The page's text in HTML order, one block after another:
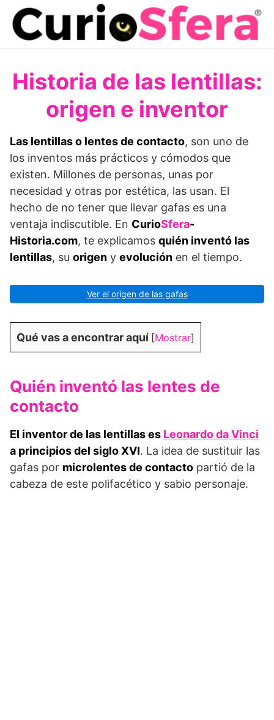
Saltar
contenido
Historia de las lentillas:
origen e inventor
Las lentillas o lentes de contacto, son uno de
los inventos más prácticos y cómodos que
existen. Millones de personas, unas por
necesidad y otras por estética, las usan. El
hecho de no tener que llevar gafas es una
ventaja indiscutible. En CurioSfera-
Historia.com, te explicamos quién inventó las
lentillas, su origen y evolución en el tiempo.
Ver el origen de las gafas
Qué vas a encontrar aquí [Mostrar]
Quién inventó las lentes de
contacto
El inventor de las lentillas es Leonardo da Vinci
a principios del siglo XVI. La idea de sustituir las
gafas por microlentes de contacto partió de la
cabeza de este polifacético y sabio personaje.